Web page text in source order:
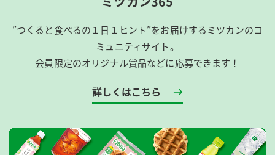
”つくると食べるの１日１ヒント”をお届けするミツカンのコ
ミュニティサイト。
会員限定のオリジナル賞品などに応募できます！
詳しくはこちら